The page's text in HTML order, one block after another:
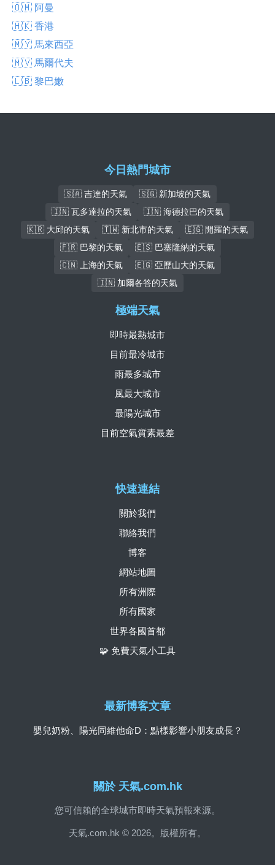
🇴🇲 阿曼
🇭🇰 香港
🇲🇾 馬來西亞
🇲🇻 馬爾代夫
🇱🇧 黎巴嫩
今日熱門城市
🇸🇦 吉達的天氣
🇸🇬 新加坡的天氣
🇮🇳 瓦多達拉的天氣
🇮🇳 海德拉巴的天氣
🇰🇷 大邱的天氣
🇹🇼 新北市的天氣
🇪🇬 開羅的天氣
🇫🇷 巴黎的天氣
🇪🇸 巴塞隆納的天氣
🇨🇳 上海的天氣
🇪🇬 亞歷山大的天氣
🇮🇳 加爾各答的天氣
關於 天氣.com.hk
您可信賴的全球城市即時天氣預報來源。
天氣.com.hk © 2026。版權所有。
快速連結
關於我們
聯絡我們
博客
網站地圖
所有洲際
所有國家
世界各國首都
🧩 免費天氣小工具
極端天氣
即時最熱城市
目前最冷城市
雨最多城市
風最大城市
最陽光城市
目前空氣質素最差
最新博客文章
嬰兒奶粉、陽光同維他命D：點樣影響小朋友成長？